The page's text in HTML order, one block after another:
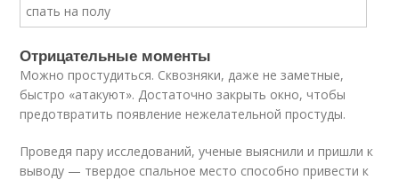
Отрицательные моменты
Можно простудиться. Сквозняки, даже не заметные,
быстро «атакуют». Достаточно закрыть окно, чтобы
предотвратить появление нежелательной простуды.
Проведя пару исследований, ученые выяснили и пришли к
выводу — твердое спальное место способно привести к